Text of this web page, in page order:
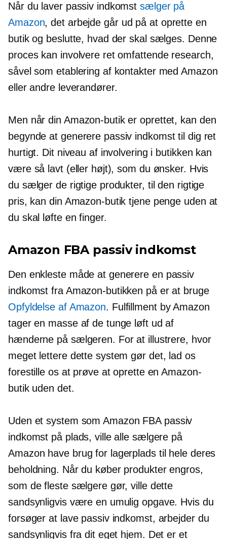
Når du laver passiv indkomstsælger på
Amazon, det arbejde går ud på at oprette en
butik og beslutte, hvad der skal sælges. Denne
proces kan involvere ret omfattende research,
såvel som etablering af kontakter med Amazon
eller andre leverandører.
Men når din Amazon-butik er oprettet, kan den
begynde at generere passiv indkomst til dig ret
hurtigt. Dit niveau af involvering i butikken kan
være så lavt (eller højt), som du ønsker. Hvis
du sælger de rigtige produkter, til den rigtige
pris, kan din Amazon-butik tjene penge uden at
du skal løfte en finger.
Amazon FBA passiv indkomst
Den enkleste måde at generere en passiv
indkomst fra Amazon-butikken på er at bruge
Opfyldelse af Amazon. Fulfillment by Amazon
tager en masse af de tunge løft ud af
hænderne på sælgeren. For at illustrere, hvor
meget lettere dette system gør det, lad os
forestille os at prøve at oprette en Amazon-
butik uden det.
Uden et system som Amazon FBA passiv
indkomst på plads, ville alle sælgere på
Amazon have brug for lagerplads til hele deres
beholdning. Når du køber produkter engros,
som de fleste sælgere gør, ville dette
sandsynligvis være en umulig opgave. Hvis du
forsøger at lave passiv indkomst, arbejder du
sandsynligvis fra dit eget hjem. Det er et